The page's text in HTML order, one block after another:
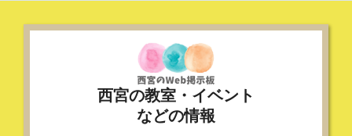
西宮の教室・イベント
などの情報